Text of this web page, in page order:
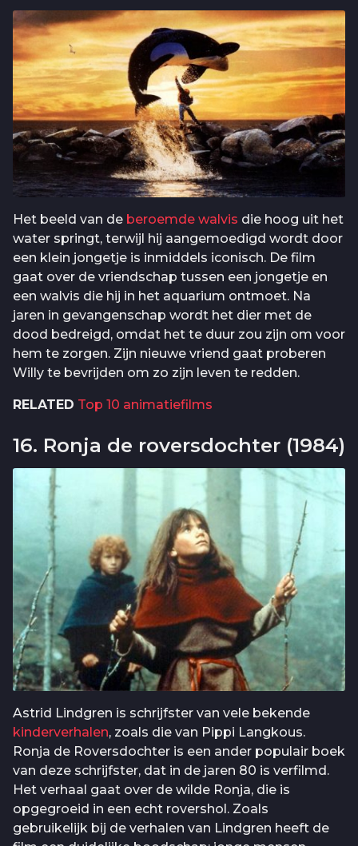
Het beeld van de beroemde walvis die hoog uit het
water springt, terwijl hij aangemoedigd wordt door
een klein jongetje is inmiddels iconisch. De film
gaat over de vriendschap tussen een jongetje en
een walvis die hij in het aquarium ontmoet. Na
jaren in gevangenschap wordt het dier met de
dood bedreigd, omdat het te duur zou zijn om voor
hem te zorgen. Zijn nieuwe vriend gaat proberen
Willy te bevrijden om zo zijn leven te redden.
RELATED Top 10 animatiefilms
16. Ronja de roversdochter (1984)
Astrid Lindgren is schrijfster van vele bekende
kinderverhalen, zoals die van Pippi Langkous.
Ronja de Roversdochter is een ander populair boek
van deze schrijfster, dat in de jaren 80 is verfilmd.
Het verhaal gaat over de wilde Ronja, die is
opgegroeid in een echt rovershol. Zoals
gebruikelijk bij de verhalen van Lindgren heeft de